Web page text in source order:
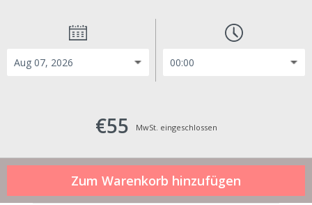
€55 MwSt. eingeschlossen